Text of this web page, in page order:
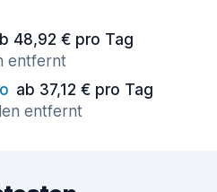
48,92 € pro Tag
entfernt
ab 37,12 € pro Tag
entfernt